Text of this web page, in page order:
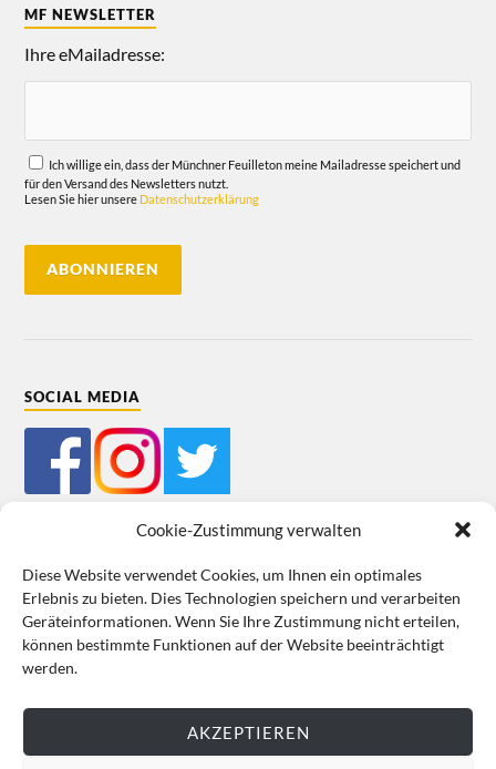
Cookie-Zustimmung verwalten
Diese Website verwendet Cookies, um Ihnen ein optimales
Erlebnis zu bieten. Dies Technologien speichern und verarbeiten
Geräteinformationen. Wenn Sie Ihre Zustimmung nicht erteilen,
können bestimmte Funktionen auf der Website beeinträchtigt
werden.
AKZEPTIEREN
MF NEWSLETTER
Ihre eMailadresse:
Ich willige ein, dass der Münchner Feuilleton meine Mailadresse speichert und
für den Versand des Newsletters nutzt.
Lesen Sie hier unsere Datenschutzerklärung
SOCIAL MEDIA
Mein Bestellkonto Kundeninformationen Datenschutz
Cookie-Richtlinie (EU) Impressum
VERTRAG WIDERRUFEN